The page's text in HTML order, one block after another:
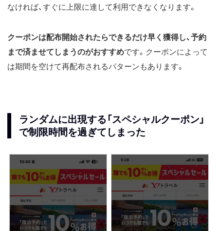
なければ、すぐに上限に達して利用できなくなります。
クーポンは配布開始されたらできるだけ早く獲得し、予約
まで済ませてしまうのがおすすめです。クーポンによって
は期間を空けて再配布されるパターンもあります。
ランダムに出現する「スペシャルクーポン」
で制限時間を過ぎてしまった